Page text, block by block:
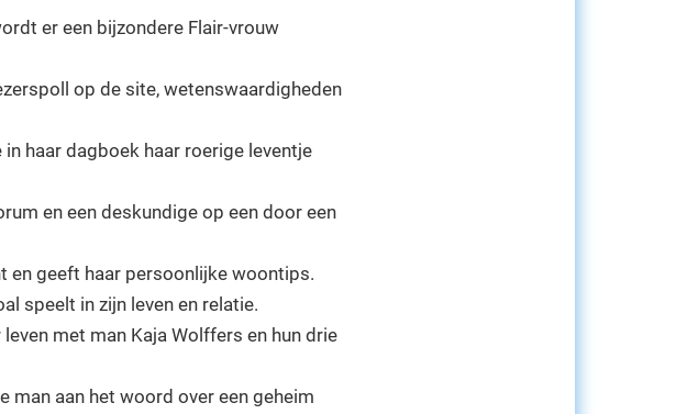
er een bijzondere Flair-vrouw
op de site, wetenswaardigheden
haar dagboek haar roerige leventje
en een deskundige op een door een
en geeft haar persoonlijke woontips.
speelt in zijn leven en relatie.
met man Kaja Wolffers en hun drie
man aan het woord over een geheim